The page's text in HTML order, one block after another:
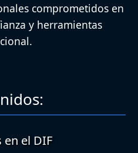
comprometidos en
y herramientas
en el DIF